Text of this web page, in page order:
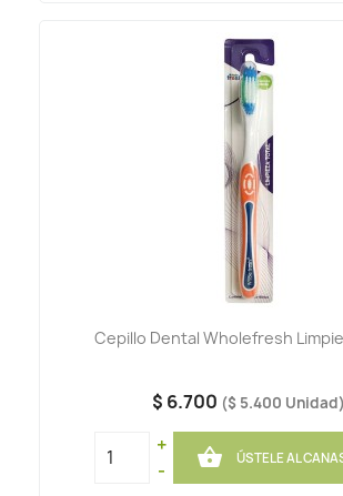
Cepillo Dental Wholefresh
$ 6.700 ($ 5.400 Unidad)
+
-
 ÚSTELE AL